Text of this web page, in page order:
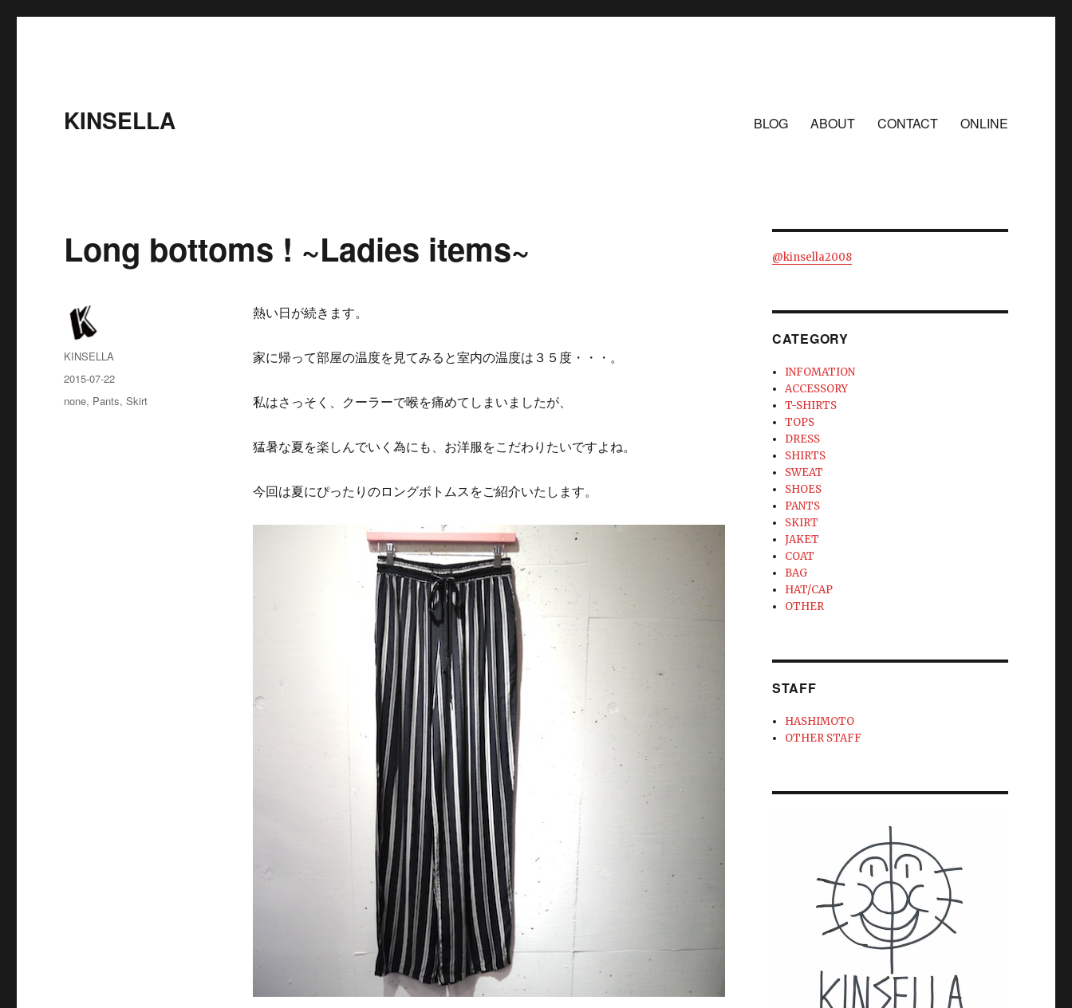
KINSELLA BLOG ABOUT CONTACT ONLINE
Long bottoms ! ~Ladies items~
熱い日が続きます。
家に帰って部屋の温度を見てみると室内の温度は３５度・・・。
私はさっそく、クーラーで喉を痛めてしまいましたが、
猛暑な夏を楽しんでいく為にも、お洋服をこだわりたいですよね。
今回は夏にぴったりのロングボトムスをご紹介いたします。
投
稿
KINSELLA
投
2015-07-22
カ
none, Pants,Skirt
@kinsella2008
CATEGORY
INFOMATION
ACCESSORY
T-SHIRTS
TOPS
DRESS
SHIRTS
SWEAT
SHOES
PANTS
SKIRT
JAKET
COAT
BAG
HAT/CAP
OTHER
STAFF
HASHIMOTO
OTHER STAFF